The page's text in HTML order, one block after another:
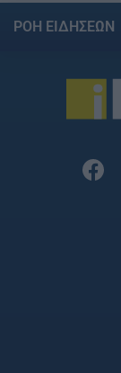
ΡΟΗ ΕΙΔΗΣΕΩΝ